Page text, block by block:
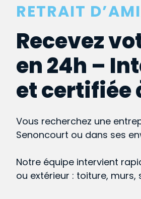
RETRAIT
Recevez
en 24h –
et certifiée
Vous recherchez une
Senoncourt ou dans ses
Notre équipe intervient
ou extérieur : toiture,